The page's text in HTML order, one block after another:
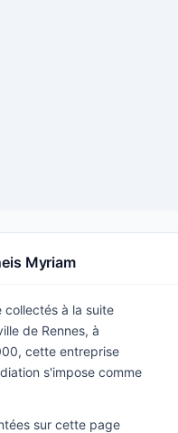
Myriam
collectés à la suite
de Rennes, à
cette entreprise
s'impose comme
sur cette page